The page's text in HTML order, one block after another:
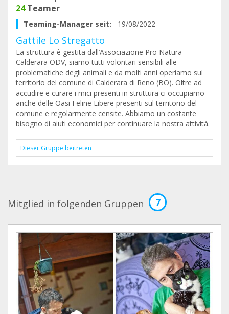
24Teamer
Teaming-Manager seit: 19/08/2022
Gattile Lo Stregatto
La struttura è gestita dall’Associazione Pro Natura
Calderara ODV, siamo tutti volontari sensibili alle
problematiche degli animali e da molti anni operiamo sul
territorio del comune di Calderara di Reno (BO). Oltre ad
accudire e curare i mici presenti in struttura ci occupiamo
anche delle Oasi Feline Libere presenti sul territorio del
comune e regolarmente censite. Abbiamo un costante
bisogno di aiuti economici per continuare la nostra attività.
Dieser Gruppe beitreten
Mitglied in folgenden Gruppen 7